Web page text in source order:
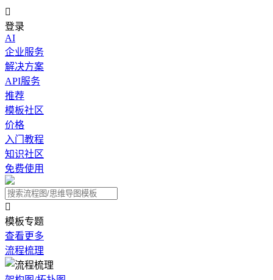

登录
AI
企业服务
解决方案
API服务
推荐
模板社区
价格
入门教程
知识社区
免费使用

模板专题
查看更多
流程梳理